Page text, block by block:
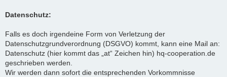
Datenschutz:
Falls es doch irgendeine Form von Verletzung der
Datenschutzgrundverordnung (DSGVO) kommt, kann eine Mail an:
Datenschutz (hier kommt das „at“ Zeichen hin) hq-cooperation.de
geschrieben werden.
Wir werden dann sofort die entsprechenden Vorkommnisse